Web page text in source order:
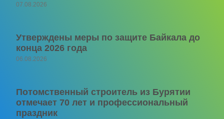
07.08.2026
Утверждены меры по защите Байкала до
конца 2026 года
06.08.2026
Потомственный строитель из Бурятии
отмечает 70 лет и профессиональный
праздник